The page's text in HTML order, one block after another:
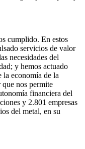
cumplido. En estos
servicios de valor
necesidades del
y hemos actuado
la economía de la
nos permite
financiera del
y 2.801 empresas
del metal, en su